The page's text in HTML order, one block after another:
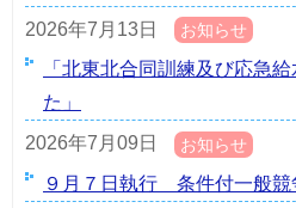
2026年7月13日
お知らせ
「北東北合同訓練及び応急
た」
2026年7月09日
お知らせ
９月７日執行 条件付一般競